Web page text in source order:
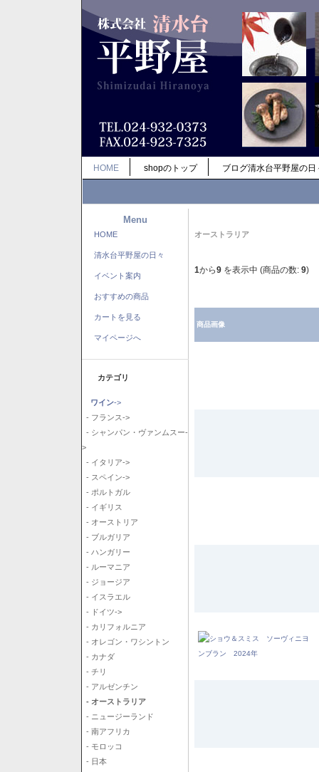
HOME shopのトップ ブログ清水台平野屋の日
Menu
HOME
清水台平野屋の日々
イベント案内
おすすめの商品
カートを見る
マイページへ
カテゴリ
ワイン->
- フランス->
- シャンパン・ヴァンムスー-
>
- イタリア->
- スペイン->
- ポルトガル
- イギリス
- オーストリア
- ブルガリア
- ハンガリー
- ルーマニア
- ジョージア
- イスラエル
- ドイツ->
- カリフォルニア
- オレゴン・ワシントン
- カナダ
- チリ
- アルゼンチン
- オーストラリア
- ニュージーランド
- 南アフリカ
- モロッコ
- 日本
オーストラリア
1から9 を表示中 (商品の数: 9)
商品画像